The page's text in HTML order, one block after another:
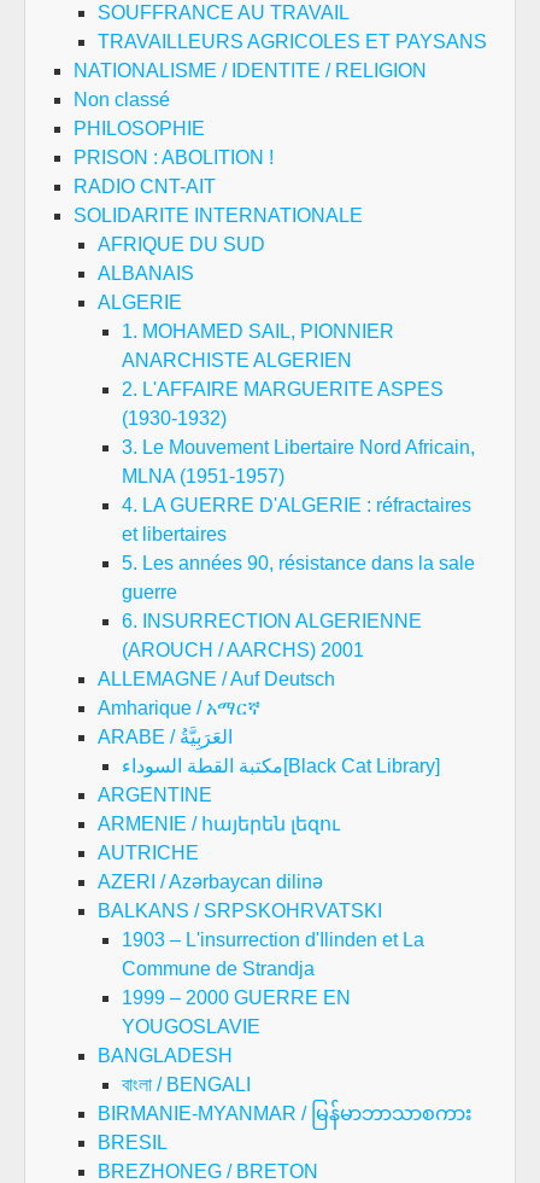
SOUFFRANCE AU TRAVAIL
TRAVAILLEURS AGRICOLES ET PAYSANS
NATIONALISME / IDENTITE / RELIGION
Non classé
PHILOSOPHIE
PRISON : ABOLITION !
RADIO CNT-AIT
SOLIDARITE INTERNATIONALE
AFRIQUE DU SUD
ALBANAIS
ALGERIE
1. MOHAMED SAIL, PIONNIER
ANARCHISTE ALGERIEN
2. L'AFFAIRE MARGUERITE ASPES
(1930-1932)
3. Le Mouvement Libertaire Nord Africain,
MLNA (1951-1957)
4. LA GUERRE D'ALGERIE : réfractaires
et libertaires
5. Les années 90, résistance dans la sale
guerre
6. INSURRECTION ALGERIENNE
(AROUCH / AARCHS) 2001
ALLEMAGNE / Auf Deutsch
Amharique / አማርኛ
ARABE / العَرَبِيَّةُ
مكتبة القطة السوداء[Black Cat Library]
ARGENTINE
ARMENIE / հայերեն լեզու
AUTRICHE
AZERI / Azərbaycan dilinə
BALKANS / SRPSKOHRVATSKI
1903 – L'insurrection d'Ilinden et La
Commune de Strandja
1999 – 2000 GUERRE EN
YOUGOSLAVIE
BANGLADESH
বাংলা / BENGALI
BIRMANIE-MYANMAR / မြန်မာဘာသာစကား
BRESIL
BREZHONEG / BRETON